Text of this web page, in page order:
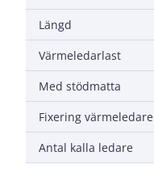
Längd
Värmeledarlast
Med stödmatta
Fixering värmeledare
Antal kalla ledare